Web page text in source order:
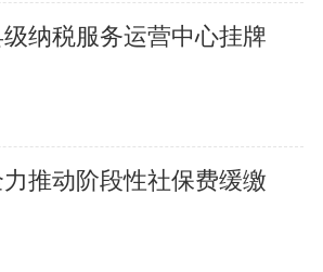
纳税服务运营中心挂牌
推动阶段性社保费缓缴